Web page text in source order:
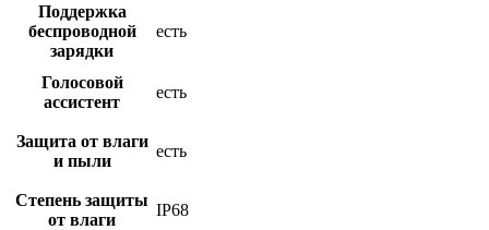
Поддержка
беспроводной
зарядки
есть
Голосовой
ассистент
есть
Защита от влаги
и пыли
есть
Степень защиты
от влаги
IP68